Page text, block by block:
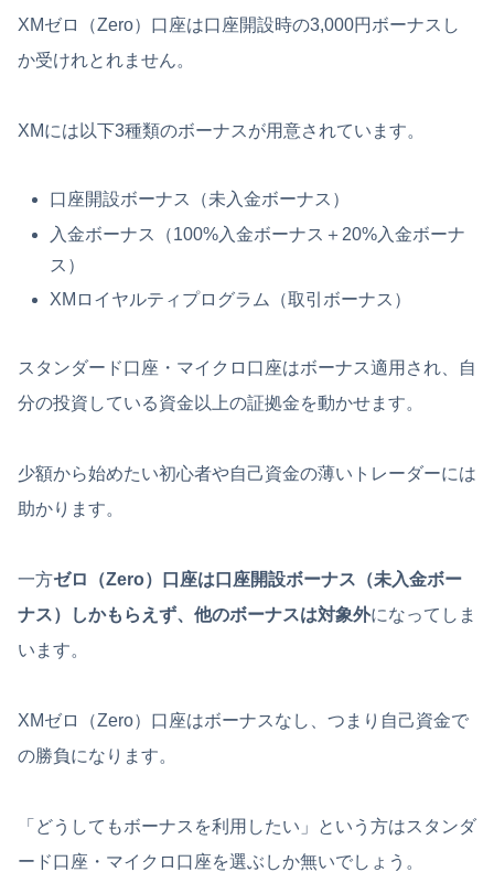
XMゼロ（Zero）口座は口座開設時の3,000円ボーナスし
か受けれとれません。
XMには以下3種類のボーナスが用意されています。
口座開設ボーナス（未入金ボーナス）
入金ボーナス（100%入金ボーナス＋20%入金ボーナ
ス）
XMロイヤルティプログラム（取引ボーナス）
スタンダード口座・マイクロ口座はボーナス適用され、自
分の投資している資金以上の証拠金を動かせます。
少額から始めたい初心者や自己資金の薄いトレーダーには
助かります。
一方ゼロ（Zero）口座は口座開設ボーナス（未入金ボー
ナス）しかもらえず、他のボーナスは対象外になってしま
います。
XMゼロ（Zero）口座はボーナスなし、つまり自己資金で
の勝負になります。
「どうしてもボーナスを利用したい」という方はスタンダ
ード口座・マイクロ口座を選ぶしか無いでしょう。